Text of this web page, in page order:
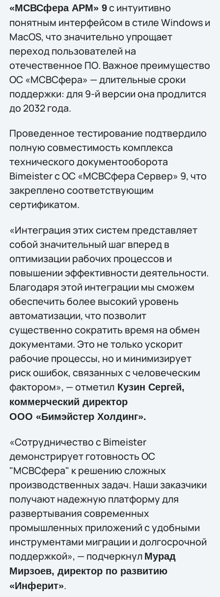
«МСВСфера АРМ»9с интуитивно
понятным интерфейсом в стиле Windows и
MacOS, что значительно упрощает
переход пользователей на
отечественное ПО. Важное преимущество
ОС «МСВСфера» — длительные сроки
поддержки: для 9-й версии она продлится
до 2032 года.
Проведенное тестирование подтвердило
полную совместимость комплекса
технического документооборота
Bimeister с ОС «МСВСфера Сервер» 9, что
закреплено соответствующим
сертификатом.
«Интеграция этих систем представляет
собой значительный шаг вперед в
оптимизации рабочих процессов и
повышении эффективности деятельности.
Благодаря этой интеграции мы сможем
обеспечить более высокий уровень
автоматизации, что позволит
существенно сократить время на обмен
документами. Это не только ускорит
рабочие процессы, но и минимизирует
риск ошибок, связанных с человеческим
фактором», — отметил Кузин Сергей,
коммерческий директор
ООО «Бимэйстер Холдинг».
«Сотрудничество с Bimeister
демонстрирует готовность ОС
"МСВСфера" к решению сложных
производственных задач. Наши заказчики
получают надежную платформу для
развертывания современных
промышленных приложений с удобными
инструментами миграции и долгосрочной
поддержкой», — подчеркнул Мурад
Мирзоев, директор по развитию
«Инферит».